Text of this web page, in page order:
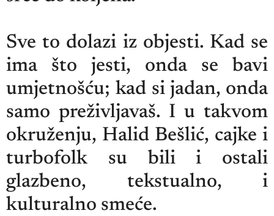
Sve to dolazi iz objesti. Kad se
ima što jesti, onda se bavi
umjetnošću; kad si jadan, onda
samo preživljavaš. I u takvom
okruženju, Halid Bešlić, cajke i
turbofolk su bili i ostali
glazbeno, tekstualno, i
kulturalno smeće.